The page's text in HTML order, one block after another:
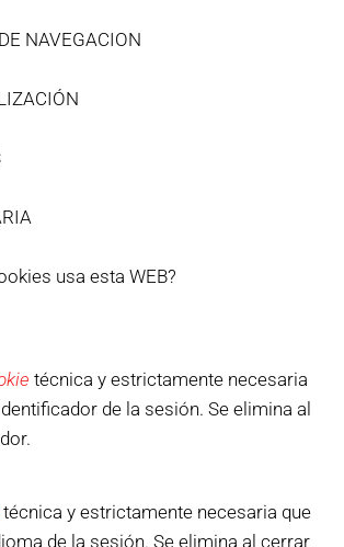
NAVEGACION
usa esta WEB?
técnica y estrictamente necesaria
de la sesión. Se elimina al
técnica y estrictamente necesaria que
de la sesión. Se elimina al cerrar